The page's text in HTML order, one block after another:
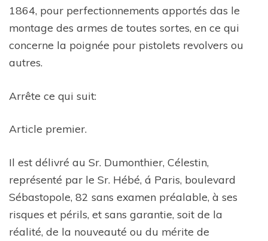
1864, pour perfectionnements apportés das le
montage des armes de toutes sortes, en ce qui
concerne la poignée pour pistolets revolvers ou
autres.
Arrête ce qui suit:
Article premier.
Il est délivré au Sr. Dumonthier, Célestin,
représenté par le Sr. Hébé, á Paris, boulevard
Sébastopole, 82 sans examen préalable, à ses
risques et périls, et sans garantie, soit de la
réalité, de la nouveauté ou du mérite de